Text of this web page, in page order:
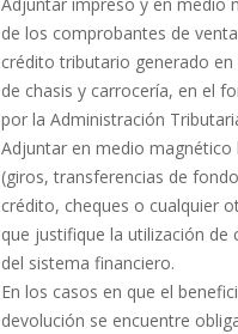
de los comprobantes de
crédito tributario generado en
de chasis y carrocería, en el
por la Administración
Adjuntar en medio
(giros, transferencias de
crédito, cheques o cualquier
que justifique la utilización de
del sistema financiero.
En los casos en que el
devolución se encuentre